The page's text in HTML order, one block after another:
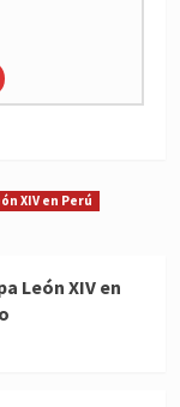
XIV en Perú
León XIV en